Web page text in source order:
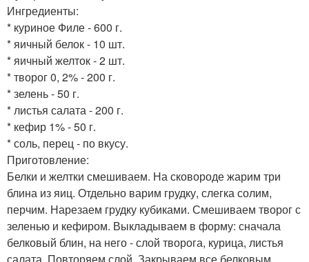
Ингредиенты:
* куриное Филе - 600 г.
* яичный белок - 10 шт.
* яичный желток - 2 шт.
* творог 0, 2% - 200 г.
* зелень - 50 г.
* листья салата - 200 г.
* кефир 1% - 50 г.
* соль, перец - по вкусу.
Приготовление:
Белки и желтки смешиваем. На сковороде жарим три
блина из яиц. Отдельно варим грудку, слегка солим,
перчим. Нарезаем грудку кубиками. Смешиваем творог с
зеленью и кефиром. Выкладываем в форму: сначала
белковый блин, на него - слой творога, курица, листья